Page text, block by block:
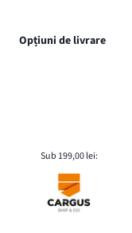
Opțiuni de livrare
Sub 199,00 lei: